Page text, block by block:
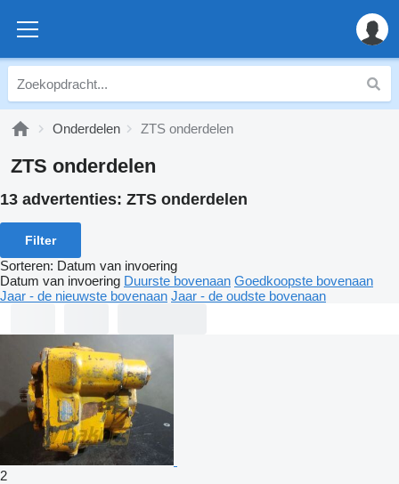
Onderdelen ZTS onderdelen
ZTS onderdelen
13 advertenties: ZTS onderdelen
Filter
Sorteren: Datum van invoering
Datum van invoering Duurste bovenaan Goedkoopste bovenaan
Jaar - de nieuwste bovenaan Jaar - de oudste bovenaan
2